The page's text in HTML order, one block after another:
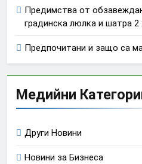
Предимства от
градинска люлка и шатра 2
Предпочитани и защо са
Медийни
Други Новини
Новини за Бизнеса